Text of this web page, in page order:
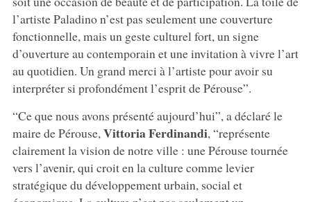
l’artiste Paladino n’est pas seulement une couverture
fonctionnelle, mais un geste culturel fort, un signe
d’ouverture au contemporain et une invitation à vivre l’art
au quotidien. Un grand merci à l’artiste pour avoir su
interpréter si profondément l’esprit de Pérouse”.
“Ce que nous avons présenté aujourd’hui”, a déclaré le
maire de Pérouse,Vittoria Ferdinandi, “représente
clairement la vision de notre ville : une Pérouse tournée
vers l’avenir, qui croit en la culture comme levier
stratégique du développement urbain, social et